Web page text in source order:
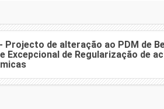
Projecto de alteração ao PDM de
Excepcional de Regularização de